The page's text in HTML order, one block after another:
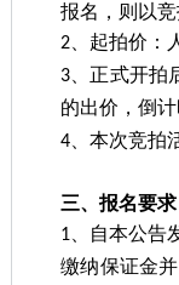
报名，则以
2 、起拍价：
3 、正式开拍
的出价，倒
4 、本次竞拍
三、报名要求
1 、自本公
缴纳保证金